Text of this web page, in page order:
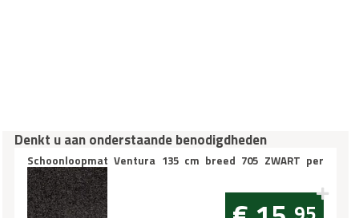
Denkt u aan onderstaande benodigdheden
Schoonloopmat Ventura 135 cm breed 705 ZWART per
10cm